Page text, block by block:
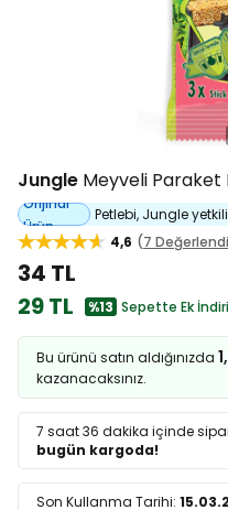
Jungle Meyveli Paraket
Orijinal
Ürün
Petlebi, Jungle yetkili
4,6
7
34 TL
29 TL
%13 Sepette Ek
Bu ürünü satın aldığınızda
kazanacaksınız.
7 saat 36 dakika içinde
bugün kargoda!
Son Kullanma Tarihi: